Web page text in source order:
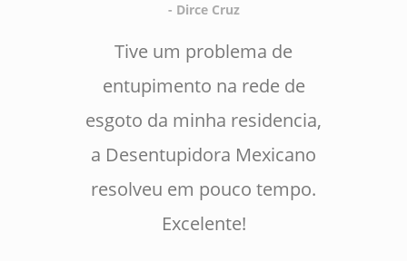
- Dirce Cruz
Tive um problema de
entupimento na rede de
esgoto da minha residencia,
a Desentupidora Mexicano
resolveu em pouco tempo.
Excelente!